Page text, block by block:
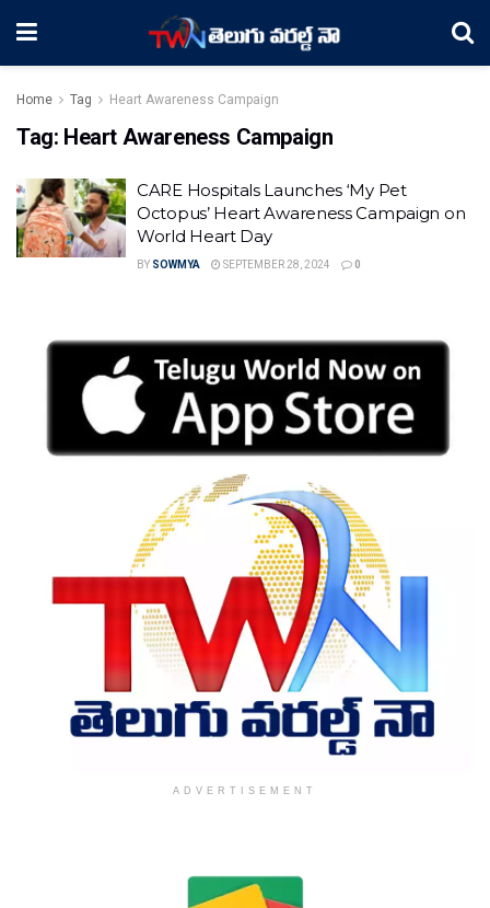
Home Tag Heart Awareness Campaign
Tag: Heart Awareness Campaign
CARE Hospitals Launches ‘My Pet
Octopus’ Heart Awareness Campaign on
World Heart Day
BY SOWMYA SEPTEMBER 28, 2024 0
ADVERTISEMENT